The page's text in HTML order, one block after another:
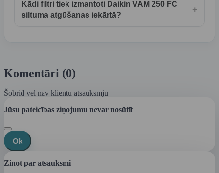
Kādi filtri tiek izmantoti Daikin VAM 250 FC
siltuma atgūšanas iekārtā?
+
Komentāri (0)
Šobrid vēl nav klientu atsauksmju.
Jūsu pateicības ziņojumu nevar nosūtīt
Ok
Zinot par atsauksmi